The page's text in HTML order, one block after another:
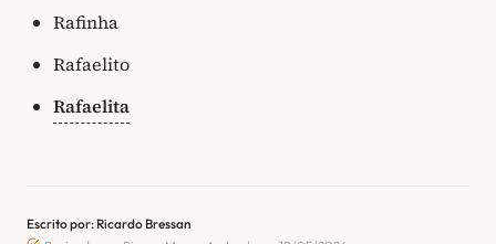
Rafinha
Rafaelito
Rafaelita
Escrito por: Ricardo Bressan